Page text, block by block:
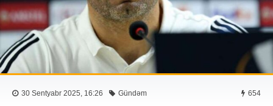
30 Sentyabr 2025, 16:26 Gündəm 654